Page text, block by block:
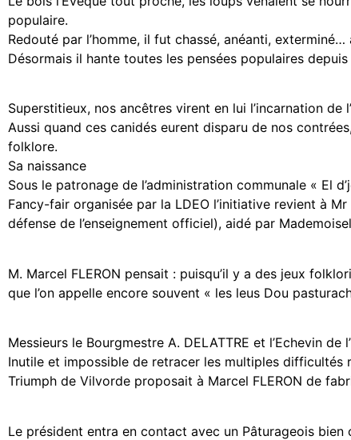
populaire.
Redouté par l’homme, il fut chassé, anéanti,
Désormais il hante toutes les pensées populaires
Superstitieux, nos ancêtres virent en lui l’incarnation de
Aussi quand ces canidés eurent disparu de nos
folklore.
Sa naissance
Sous le patronage de l’administration communale « El
Fancy-fair organisée par la LDEO l’initiative revient à
défense de l’enseignement officiel), aidé par
M. Marcel FLERON pensait : puisqu’il y a des jeux
que l’on appelle encore souvent « les leus Dou
Messieurs le Bourgmestre A. DELATTRE et l’Echevin
Inutile et impossible de retracer les multiples difficultés
Triumph de Vilvorde proposait à Marcel FLERON de
Le président entra en contact avec un Pâturageois